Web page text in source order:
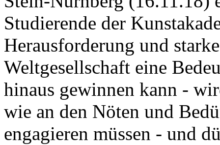
Studierende der
Herausforderung und
Weltgesellschaft eine
hinaus gewinnen kann -
wie an den Nöten und
engagieren müssen - und